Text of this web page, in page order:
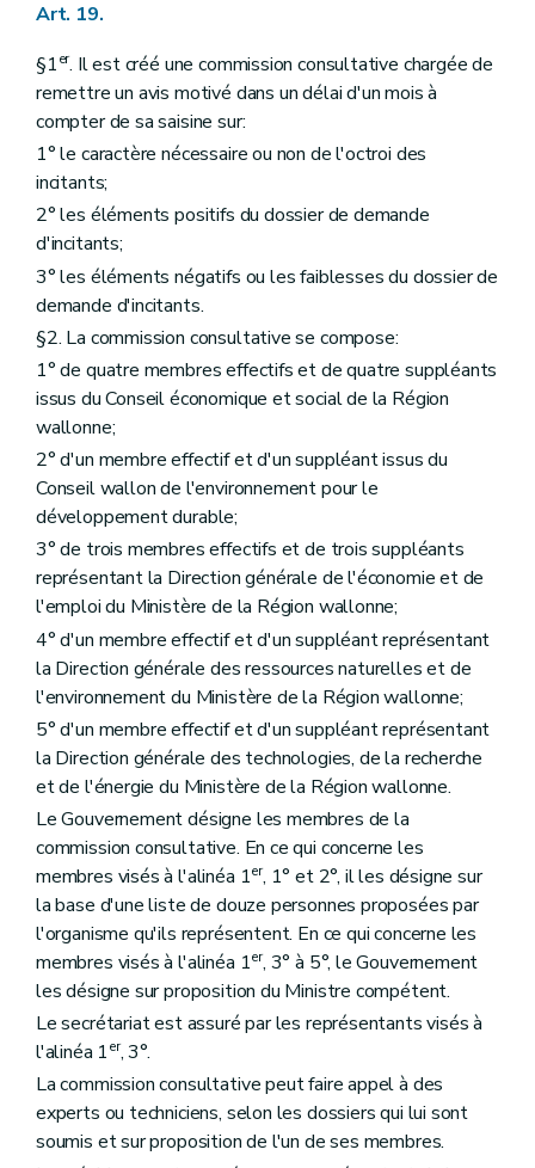
Art. 19.
§1er. Il est créé une commission consultative chargée de
remettre un avis motivé dans un délai d'un mois à
compter de sa saisine sur:
1° le caractère nécessaire ou non de l'octroi des
incitants;
2° les éléments positifs du dossier de demande
d'incitants;
3° les éléments négatifs ou les faiblesses du dossier de
demande d'incitants.
§2. La commission consultative se compose:
1° de quatre membres effectifs et de quatre suppléants
issus du Conseil économique et social de la Région
wallonne;
2° d'un membre effectif et d'un suppléant issus du
Conseil wallon de l'environnement pour le
développement durable;
3° de trois membres effectifs et de trois suppléants
représentant la Direction générale de l'économie et de
l'emploi du Ministère de la Région wallonne;
4° d'un membre effectif et d'un suppléant représentant
la Direction générale des ressources naturelles et de
l'environnement du Ministère de la Région wallonne;
5° d'un membre effectif et d'un suppléant représentant
la Direction générale des technologies, de la recherche
et de l'énergie du Ministère de la Région wallonne.
Le Gouvernement désigne les membres de la
commission consultative. En ce qui concerne les
membres visés à l'alinéa 1er, 1° et 2°, il les désigne sur
la base d'une liste de douze personnes proposées par
l'organisme qu'ils représentent. En ce qui concerne les
membres visés à l'alinéa 1er, 3° à 5°, le Gouvernement
les désigne sur proposition du Ministre compétent.
Le secrétariat est assuré par les représentants visés à
l'alinéa 1er, 3°.
La commission consultative peut faire appel à des
experts ou techniciens, selon les dossiers qui lui sont
soumis et sur proposition de l'un de ses membres.